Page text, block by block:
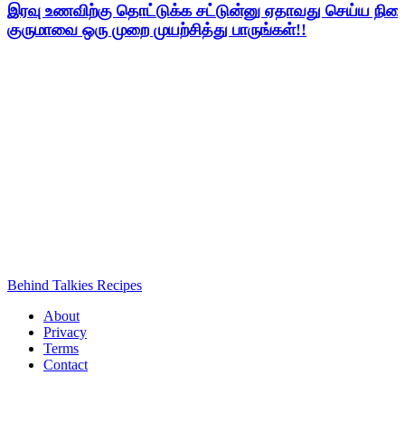
இரவு உணவிற்கு தொட்டுக்க சட்டுன்னு ஏதாவது செய்ய
குருமாவை ஒரு முறை முயற்சித்து பாருங்கள்!!
Behind Talkies Recipes
About
Privacy
Terms
Contact